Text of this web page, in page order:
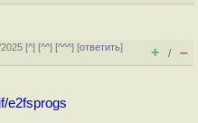
[^] [^^] [^^^] [ответить]
+ / –
e2fsprogs